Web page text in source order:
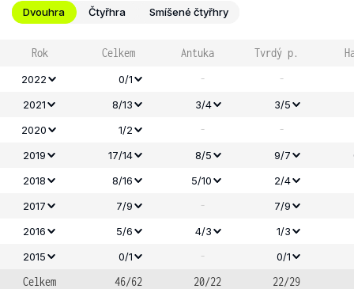
Dvouhra Čtyřhra Smíšené čtyřhry
Rok Celkem Antuka Tvrdý p.
2022 0/1 - -
2021 8/13 3/4 3/5
2020
1/2 - -
2019 17/14 8/5 9/7
2018
8/16 5/10
2/4
2017
7/9 -
7/9
2016
5/6 4/3
1/3
2015
0/1 - 0/1
Celkem 46/62 20/22 22/29